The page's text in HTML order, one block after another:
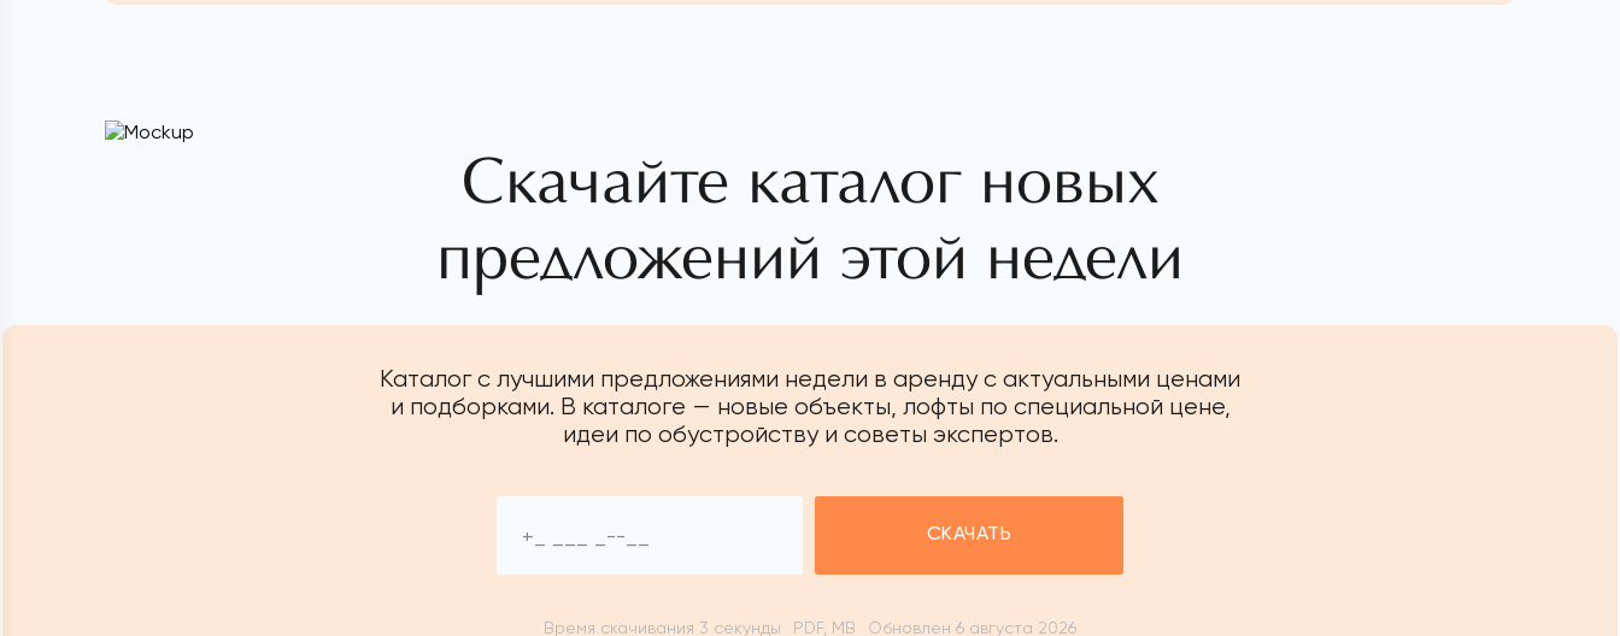
Скачайте каталог новых
предложений этой недели
Каталог с лучшими предложениями недели в аренду с актуальными ценами
и подборками. В каталоге — новые объекты, лофты по специальной цене,
идеи по обустройству и советы экспертов.
СКАЧАТЬ
Время скачивания 3 секунды PDF, MB Обновлен 6 августа 2026